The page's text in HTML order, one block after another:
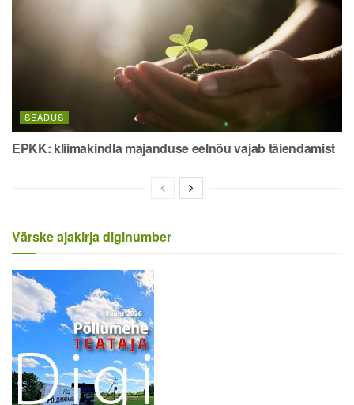
SEADUS
EPKK: kliimakindla majanduse eelnõu vajab täiendamist
Värske ajakirja diginumber